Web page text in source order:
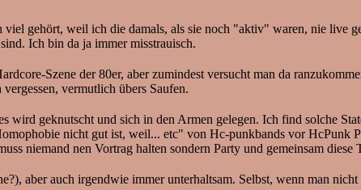
gehört, weil ich die damals, als sie noch "aktiv" waren, nie live
Ich bin da ja immer misstrauisch.
Szene der 80er, aber zumindest versucht man da
vermutlich übers Saufen.
geknutscht und sich in den Armen gelegen. Ich find solche
nicht gut ist, weil... etc" von Hc-punkbands vor HcPunk
niemand nen Vortrag halten sondern Party und gemeinsam diese
aber auch irgendwie immer unterhaltsam. Selbst, wenn man